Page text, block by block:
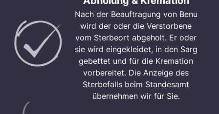
Nach der Beauftragung von Benu
wird der oder die Verstorbene
vom Sterbeort abgeholt. Er oder
sie wird eingekleidet, in den Sarg
gebettet und für die Kremation
vorbereitet. Die Anzeige des
Sterbefalls beim Standesamt
übernehmen wir für Sie.